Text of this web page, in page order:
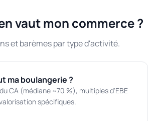
vaut mon commerce ?
et barèmes par type d'activité.
ma boulangerie ?
CA (médiane ~70 %), multiples d'EBE
spécifiques.